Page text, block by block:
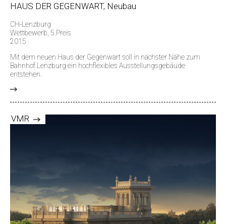
HAUS DER GEGENWART, Neubau
CH-Lenzburg
Wettbewerb, 5.Preis
2015
Mit dem neuen Haus der Gegenwart soll in nächster Nähe zum
Bahnhof Lenzburg ein hochflexibles Ausstellungsgebäude
entstehen.
VMR